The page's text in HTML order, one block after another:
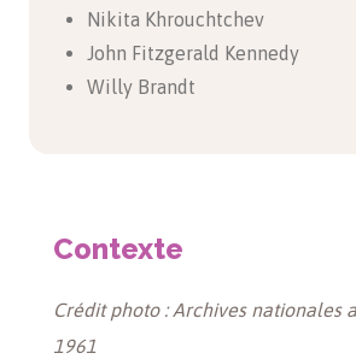
Nikita Khrouchtchev
John Fitzgerald Kennedy
Willy Brandt
Contexte
Crédit photo : Archives nationales
1961